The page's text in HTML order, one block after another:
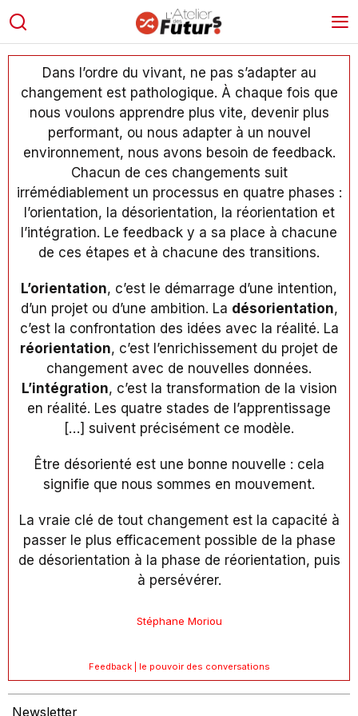
Dans l’ordre du vivant, ne pas s’adapter au
changement est pathologique. À chaque fois que
nous voulons apprendre plus vite, devenir plus
performant, ou nous adapter à un nouvel
environnement, nous avons besoin de feedback.
Chacun de ces changements suit
irrémédiablement un processus en quatre phases :
l’orientation, la désorientation, la réorientation et
l’intégration. Le feedback y a sa place à chacune
de ces étapes et à chacune des transitions.
L’orientation, c’est le démarrage d’une intention,
d’un projet ou d’une ambition. La désorientation,
c’est la confrontation des idées avec la réalité. La
réorientation, c’est l’enrichissement du projet de
changement avec de nouvelles données.
L’intégration, c’est la transformation de la vision
en réalité. Les quatre stades de l’apprentissage
[…] suivent précisément ce modèle.
Être désorienté est une bonne nouvelle : cela
signifie que nous sommes en mouvement.
La vraie clé de tout changement est la capacité à
passer le plus efficacement possible de la phase
de désorientation à la phase de réorientation, puis
à persévérer.
Stéphane Moriou
Feedback | le pouvoir des conversations
Newsletter